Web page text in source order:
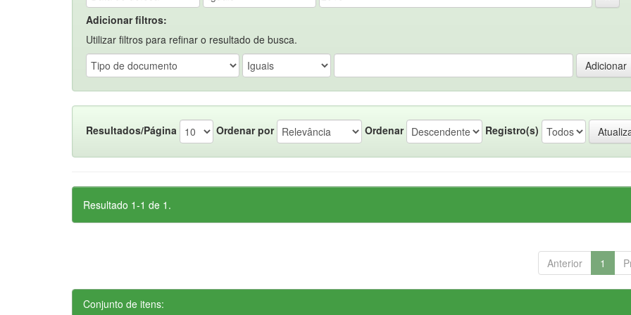
Adicionar filtros:
Utilizar filtros para refinar o resultado de busca.
Resultados/Página Ordenar por Ordenar Registro(s)
Resultado 1-1 de 1.
Anterior 1
Conjunto de itens: